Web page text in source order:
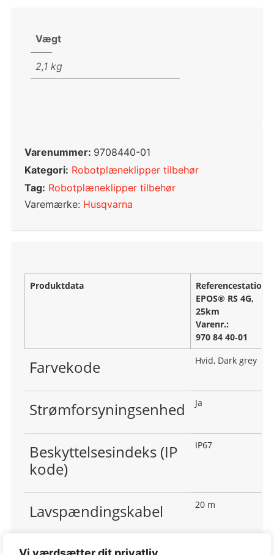
Vægt
2,1 kg
Varenummer: 9708440-01
Kategori: Robotplæneklipper tilbehør
Tag: Robotplæneklipper tilbehør
Varemærke: Husqvarna
Produktdata
Referencestation
EPOS® RS 4G,
25km
Varenr.:
970 84 40‑01
Farvekode Hvid, Dark grey
Strømforsyningsenhed Ja
Beskyttelsesindeks (IP
kode)
IP67
Lavspændingskabel 20 m